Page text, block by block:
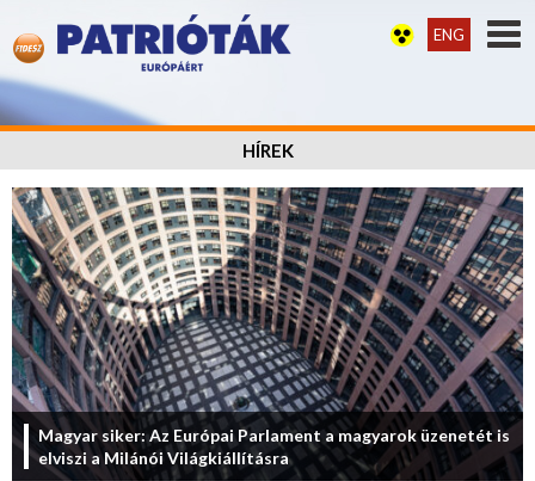
ENG
HÍREK
Magyar siker: Az Európai Parlament a magyarok üzenetét is
elviszi a Milánói Világkiállításra